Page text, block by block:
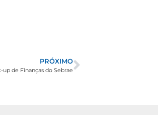
PRÓXIMO
up de Finanças do Sebrae